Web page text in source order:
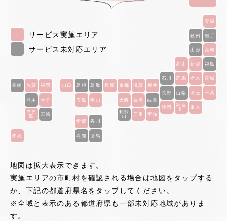
手すり取付サービス
畳張替サービス
障子張替サービス
壁穴埋めサービス
壁紙隙間埋めサービス
巾木はずれ補修
敷居すべり補修
窓用Wロック施工
スイッチ戸当たり施工
サービス実施エリア
サービス未対応エリア
青森
秋田 岩手
山形 宮城
福島
群馬 栃木 茨城
埼玉 千葉
東京
神奈
新潟
富山
石川
福井
長野
岐阜
山梨
愛知
静岡
京都 滋賀
大阪 奈良
三重
和歌
山
兵庫
鳥取
岡山
島根
広島
山口
香川
愛媛
徳島
高知
福岡
佐賀
長崎
大分
熊本
宮崎
鹿児
島
沖縄
地図は拡大表示できます。
実施エリアの市町村を確認される場合は地図をタップする
か、下記の都道府県名をタップしてください。
※全域と表示のある都道府県も一部未対応地域がありま
す。